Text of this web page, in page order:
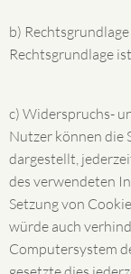
b)
Rechtsgrundlage
c) Widerspruchs-
Nutzer können die
dargestellt,
des verwendeten
Setzung von
würde auch
Computersystem